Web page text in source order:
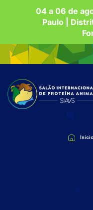
04 a 06 de
Paulo |
Ínicio